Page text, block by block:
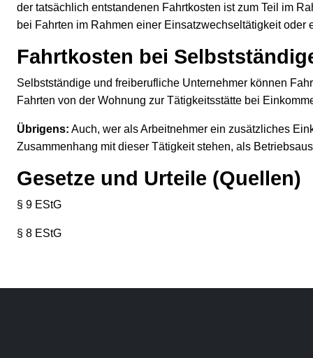
der tatsächlich entstandenen Fahrtkosten ist zum Teil im
bei Fahrten im Rahmen einer Einsatzwechseltätigkeit oder
Fahrtkosten bei
Selbstständige und freiberufliche Unternehmer können
Fahrten von der Wohnung zur Tätigkeitsstätte bei
Übrigens: Auch, wer als Arbeitnehmer ein zusätzliches
Zusammenhang mit dieser Tätigkeit stehen, als
Gesetze und Urteile (Quellen)
§ 9 EStG
§ 8 EStG